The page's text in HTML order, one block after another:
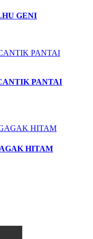
GENI
PANTAI
HITAM